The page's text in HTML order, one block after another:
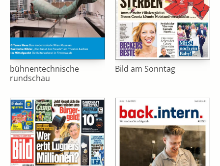
bühnentechnische
rundschau
Bild am Sonntag